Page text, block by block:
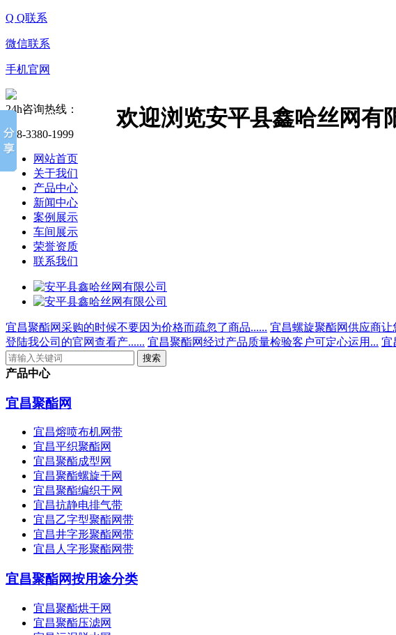
Q Q联系
微信联系
手机官网
欢迎浏览安平县鑫哈丝网有
24h咨询热线：
138-3380-1999
网站首页
关于我们
产品中心
新闻中心
案例展示
车间展示
荣誉资质
联系我们
宜昌聚酯网采购的时候不要因为价格而疏忽了商品...... 宜昌螺旋聚酯网供应商
登陆我公司的官网查看产...... 宜昌聚酯网经过产品质量检验客户可定心运用... 宜
产品中心
宜昌聚酯网
宜昌熔喷布机网带
宜昌平织聚酯网
宜昌聚酯成型网
宜昌聚酯螺旋干网
宜昌聚酯编织干网
宜昌抗静电排气带
宜昌乙字型聚酯网带
宜昌井字形聚酯网带
宜昌人字形聚酯网带
宜昌聚酯网按用途分类
宜昌聚酯烘干网
宜昌聚酯压滤网